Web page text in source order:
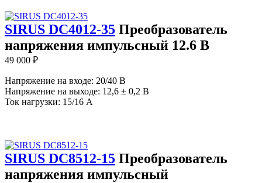
SIRUS DC4012-35 Преобразователь
напряжения импульсный 12.6 В
49 000 ₽
Напряжение на входе: 20/40 В
Напряжение на выходе: 12,6 ± 0,2 В
Ток нагрузки: 15/16 А
SIRUS DC8512-15 Преобразователь
напряжения импульсный